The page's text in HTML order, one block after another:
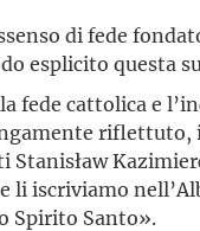
di fede
esplicito questa
fede cattolica e
iscriviamo
Spirito Santo».